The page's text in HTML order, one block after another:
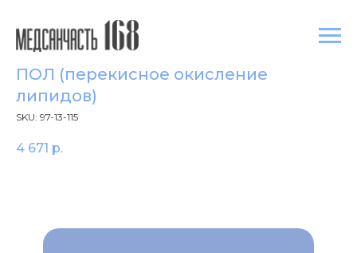
ПОЛ (перекисное окисление
липидов)
SKU: 97-13-115
4 671 р.